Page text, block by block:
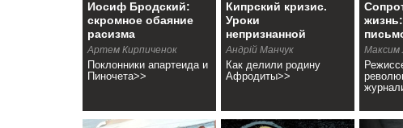
Иосиф Бродский:
скромное обаяние
расизма
Артем Кирпиченок
Поклонники апартеида и
Пиночета>>
Кипрский кризис.
Уроки
непризнанной
республики
Андрій Манчук
Как делили родину
Афродиты>>
Аксоя
Максим